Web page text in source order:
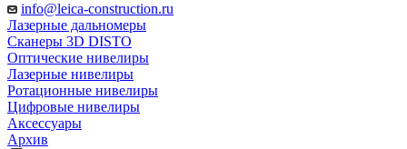
info@leica-construction.ru
Лазерные дальномеры
Сканеры 3D DISTO
Оптические нивелиры
Лазерные нивелиры
Ротационные нивелиры
Цифровые нивелиры
Аксессуары
Архив